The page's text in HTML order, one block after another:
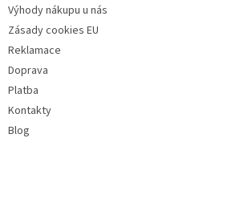
Výhody nákupu u nás
Zásady cookies EU
Reklamace
Doprava
Platba
Kontakty
Blog